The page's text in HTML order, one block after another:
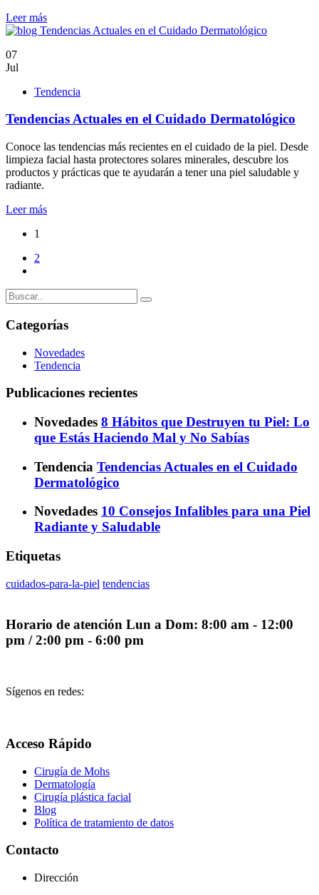
Leer más
07
Jul
Tendencia
Tendencias Actuales en el Cuidado Dermatológico
Conoce las tendencias más recientes en el cuidado de la piel. Desde
limpieza facial hasta protectores solares minerales, descubre los
productos y prácticas que te ayudarán a tener una piel saludable y
radiante.
Leer más
1
2
Categorías
Novedades
Tendencia
Publicaciones recientes
Novedades 8 Hábitos que Destruyen tu Piel: Lo
que Estás Haciendo Mal y No Sabías
Tendencia Tendencias Actuales en el Cuidado
Dermatológico
Novedades 10 Consejos Infalibles para una Piel
Radiante y Saludable
Etiquetas
cuidados-para-la-piel tendencias
Horario de atención Lun a Dom: 8:00 am - 12:00
pm / 2:00 pm - 6:00 pm
Sígenos en redes:
Acceso Rápido
Cirugía de Mohs
Dermatología
Cirugía plástica facial
Blog
Política de tratamiento de datos
Contacto
Dirección